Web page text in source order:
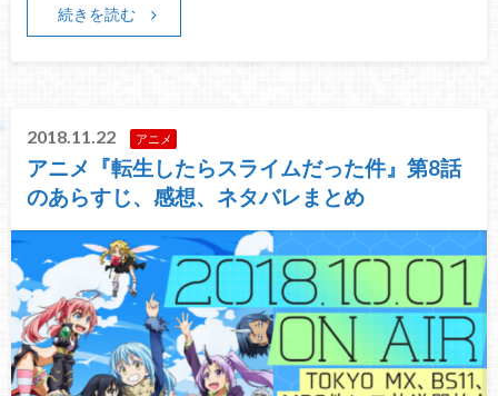
続きを読む
2018.11.22 アニメ
アニメ『転生したらスライムだった件』第8話
のあらすじ、感想、ネタバレまとめ